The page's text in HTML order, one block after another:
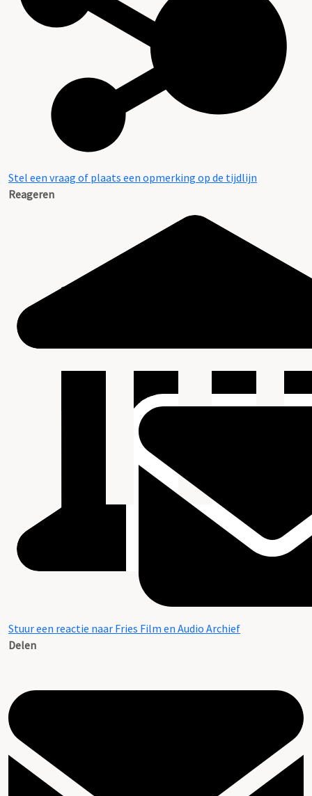
Stel een vraag of plaats een opmerking op de tijdlijn
Reageren
Stuur een reactie naar Fries Film en Audio Archief
Delen